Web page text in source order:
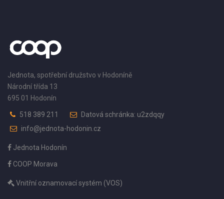
Jednota, spotřební družstvo v Hodoníně
Národní třída 13
695 01 Hodonín
518 389 211
Datová schránka: u2zdqqy
info@jednota-hodonin.cz
Jednota Hodonín
COOP Morava
Vnitřní oznamovací systém (VOS)